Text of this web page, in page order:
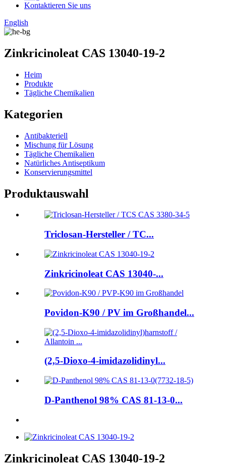
Kontaktieren Sie uns
English
Zinkricinoleat CAS 13040-19-2
Heim
Produkte
Tägliche Chemikalien
Kategorien
Antibakteriell
Mischung für Lösung
Tägliche Chemikalien
Natürliches Antiseptikum
Konservierungsmittel
Produktauswahl
Triclosan-Hersteller / TC...
Zinkricinoleat CAS 13040-...
Povidon-K90 / PV im Großhandel...
(2,5-Dioxo-4-imidazolidinyl...
D-Panthenol 98% CAS 81-13-0...
Zinkricinoleat CAS 13040-19-2